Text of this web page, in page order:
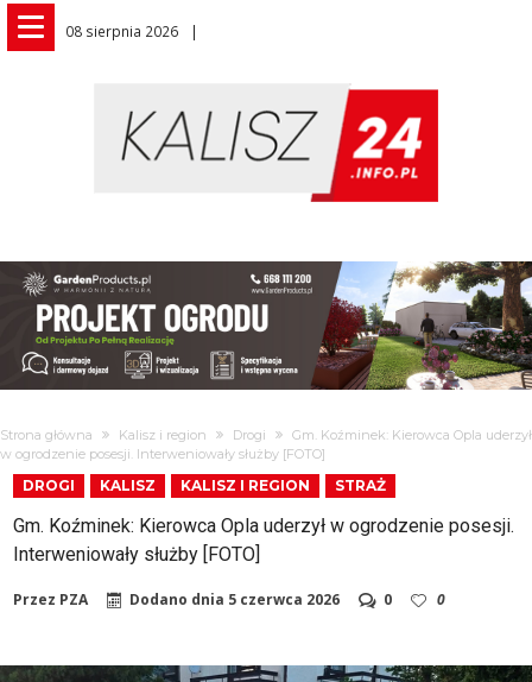
08 sierpnia 2026
Strona główna Kalisz i region Drogi
Gm. Koźminek: Kierowca Opla uderzył
w ogrodzenie posesji. Interweniowały służby [FOTO]
DROGI KALISZ KALISZ I REGION STRAŻ
Gm. Koźminek: Kierowca Opla uderzył w ogrodzenie posesji.
Interweniowały służby [FOTO]
Przez PZA Dodano dnia 5 czerwca 2026 0 0